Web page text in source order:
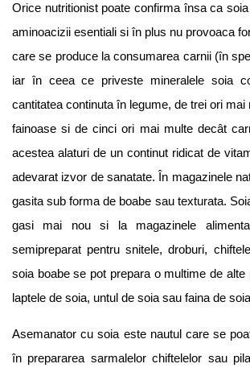
Orice nutritionist poate confirma însa ca
aminoacizii esentiali si în plus nu provoaca
care se produce la consumarea carnii (în
iar în ceea ce priveste mineralele soia
cantitatea continuta în legume, de trei ori
fainoase si de cinci ori mai multe decât
acestea alaturi de un continut ridicat de
adevarat izvor de sanatate. În magazinele
gasita sub forma de boabe sau texturata.
gasi mai nou si la magazinele
semipreparat pentru snitele, droburi,
soia boabe se pot prepara o multime de
laptele de soia, untul de soia sau faina de
Asemanator cu soia este nautul care se
în prepararea sarmalelor chiftelelor sau